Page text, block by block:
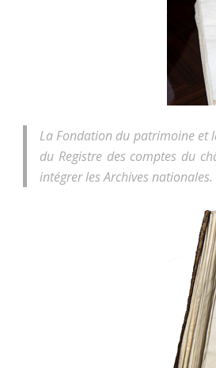
La Fondation du patrimoine et
du Registre des comptes du
intégrer les Archives nationales.